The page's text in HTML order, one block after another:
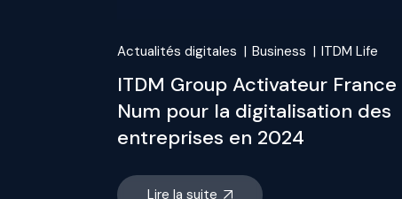
Actualités digitales Business ITDM Life
ITDM Group Activateur France
Num pour la digitalisation des
entreprises en 2024
Lire la suite